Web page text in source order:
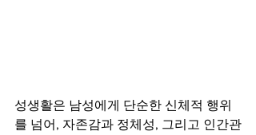
성생활은 남성에게 단순한 신체적 행위
를 넘어, 자존감과 정체성, 그리고 인간관